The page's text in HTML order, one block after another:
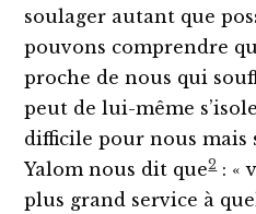
soulager autant que
pouvons comprendre
proche de nous qui
peut de lui-même
difficile pour nous mais
Yalom nous dit que2: «
plus grand service à